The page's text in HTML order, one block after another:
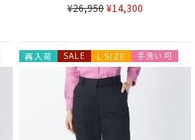
¥26,950¥14,300
再入荷 SALE L SIZE 手洗い可